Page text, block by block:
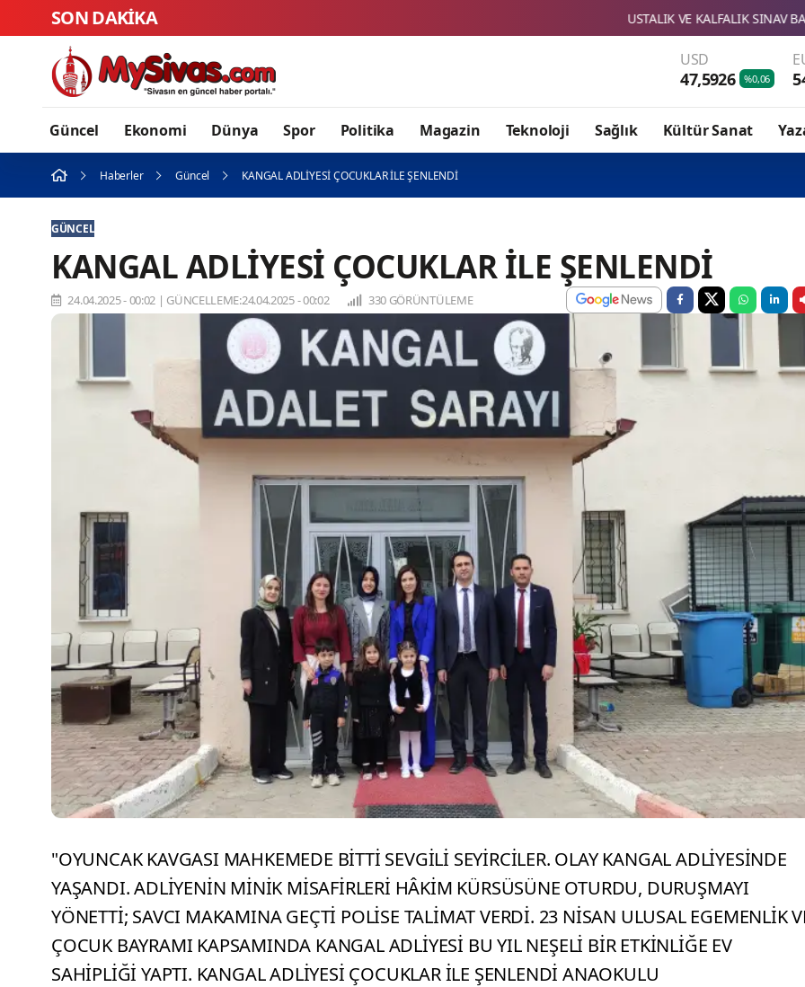
SON DAKİKA USTALIK VE KALFALIK SINAV BAŞVURULARI BAŞLADI SBTÜ'NÜN İKİ
USD
47,5926 %0,06
Güncel Ekonomi Dünya Spor Politika Magazin Teknoloji Sağlık Kültür Sanat
Haberler Güncel KANGAL ADLİYESİ ÇOCUKLAR İLE ŞENLENDİ
GÜNCEL
KANGAL ADLİYESİ ÇOCUKLAR İLE ŞENLENDİ
24.04.2025 - 00:02 | GÜNCELLEME:24.04.2025 - 00:02 330 GÖRÜNTÜLEME
"OYUNCAK KAVGASI MAHKEMEDE BİTTİ SEVGİLİ SEYİRCİLER. OLAY KANGAL ADLİYESİNDE
YAŞANDI. ADLİYENİN MİNİK MİSAFİRLERİ HÂKİM KÜRSÜSÜNE OTURDU, DURUŞMAYI
YÖNETTİ; SAVCI MAKAMINA GEÇTİ POLİSE TALİMAT VERDİ. 23 NİSAN ULUSAL EGEMENLİK
ÇOCUK BAYRAMI KAPSAMINDA KANGAL ADLİYESİ BU YIL NEŞELİ BİR ETKİNLİĞE EV
SAHİPLİĞİ YAPTI. KANGAL ADLİYESİ ÇOCUKLAR İLE ŞENLENDİ ANAOKULU